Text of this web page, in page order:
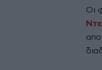
Οι